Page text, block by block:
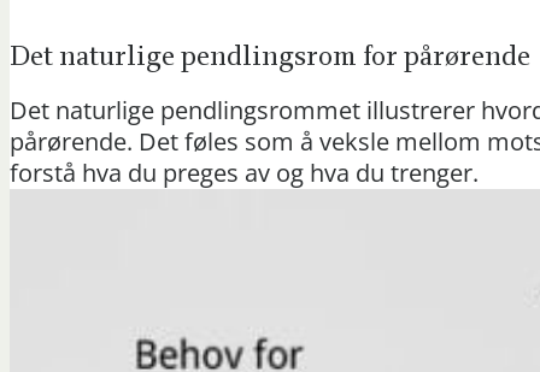
Det naturlige pendlingsrom for pårørende
Det naturlige pendlingsrommet illustrerer
pårørende. Det føles som å veksle mellom
forstå hva du preges av og hva du trenger.